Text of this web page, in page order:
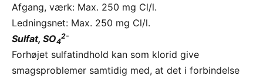
Afgang, værk: Max. 250 mg Cl/l.
Ledningsnet: Max. 250 mg Cl/l.
Sulfat, SO4
2-
Forhøjet sulfatindhold kan som klorid give
smagsproblemer samtidig med, at det i forbindelse